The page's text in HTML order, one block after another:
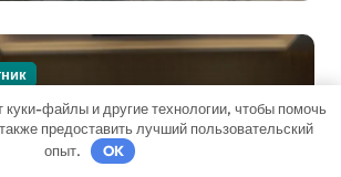
куки-файлы и другие технологии, чтобы помочь
предоставить лучший пользовательский
опыт.
OK